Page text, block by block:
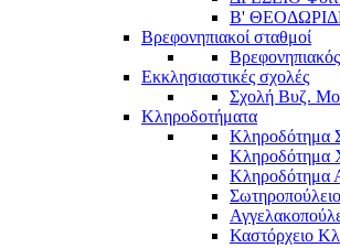
Β'
Βρεφονηπιακοί σταθμοί
Εκκλησιαστικές σχολές
Σχολή Βυζ.
Κληροδοτήματα
Κληροδότημα
Κληροδότημα
Καστόρχειο